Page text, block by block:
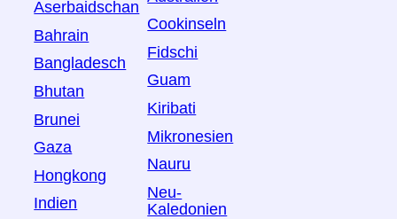
Aserbaidschan
Bahrain
Bangladesch
Bhutan
Brunei
Gaza
Hongkong
Indien
Cookinseln
Fidschi
Guam
Kiribati
Mikronesien
Nauru
Neu-
Kaledonien